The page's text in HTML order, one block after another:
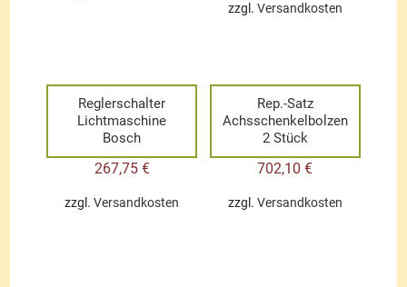
zzgl. Versandkosten
Reglerschalter
Lichtmaschine
Bosch
267,75 €
zzgl.Versandkosten
Rep.-Satz
Achsschenkelbolzen
2 Stück
702,10€
zzgl. Versandkosten